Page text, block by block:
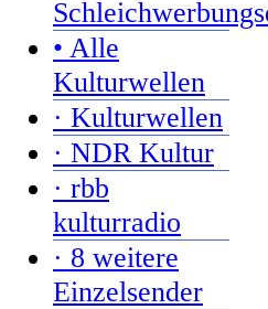
• Alle
Kulturwellen
· Kulturwellen
· NDR Kultur
· rbb
kulturradio
· 8 weitere
Einzelsender